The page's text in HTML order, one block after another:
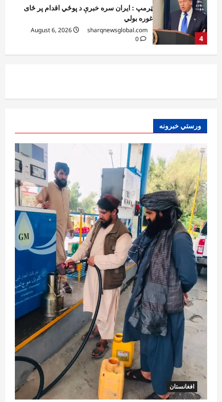
5
کورنیو چارو وزارت: حیرتان کې د بهرنیو
اسعارو د قاچاق هڅه شنډه شوه
sharqnewsglobal.com
0
0
2
چارې په بېلابېلو برخو کې روانې دي
sharqnewsglobal.com
0
3
آمریکا
ټرمپ : د امریکا د وسلو زېرمتونونه لا هم ډېر
دي
sharqnewsglobal.com
August 6, 2026
0
4
آمریکا
ټرمپ : ایران سره خبرې د پوځي اقدام پر ځای
غوره بولي
sharqnewsglobal.com
August 6, 2026
0
افغانستان
کورنیو چارو وزارت: حیرتان کې د بهرنیو
اسعارو د قاچاق هڅه شنډه شوه
sharqnewsglobal.com
August 6, 2026
0
ورستي خبرونه
افغانستان